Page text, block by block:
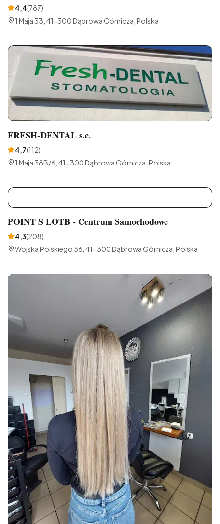
4,4(787)
1 Maja 33, 41-300 Dąbrowa Górnicza, Polska
FRESH-DENTAL s.c.
4,7(112)
1 Maja 38B/6, 41-300 Dąbrowa Górnicza, Polska
POINT S LOTB - Centrum Samochodowe
4,3(208)
Wojska Polskiego 36, 41-300 Dąbrowa Górnicza, Polska